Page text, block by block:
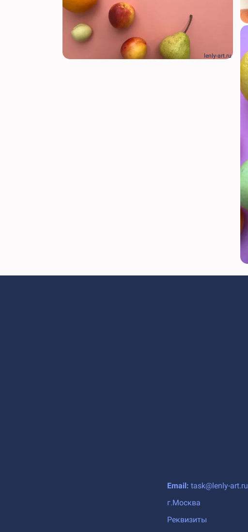
lenly-art.ru
Email: task@lenly-art.ru
г.Москва
Реквизиты